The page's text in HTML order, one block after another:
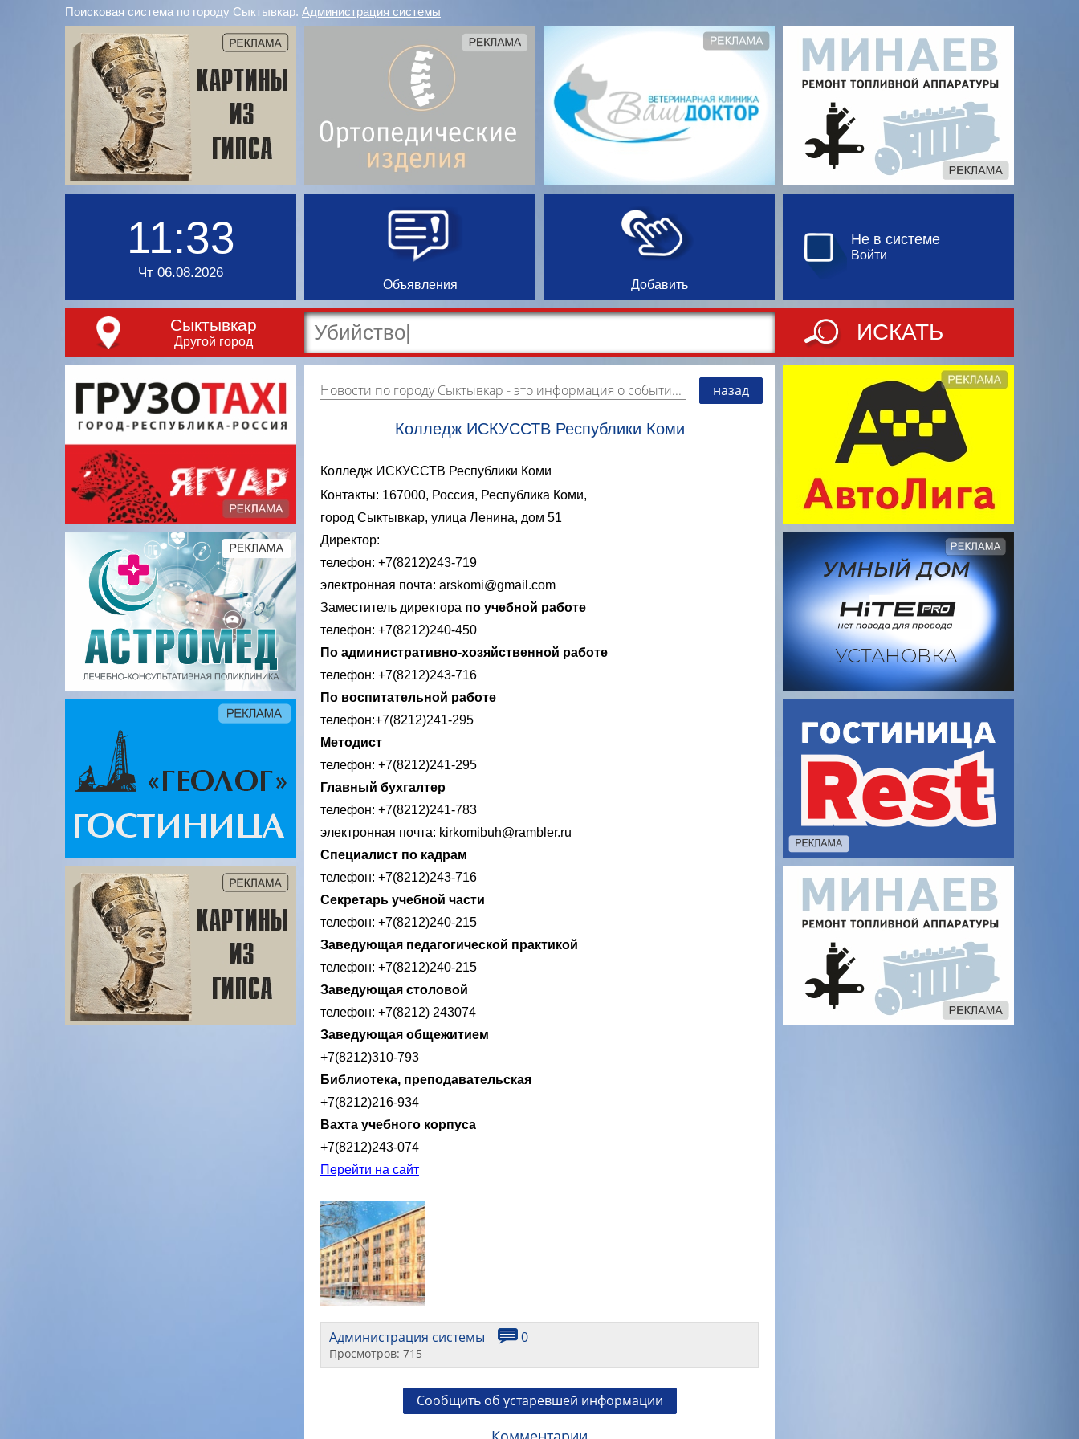
Поисковая система по городу Сыктывкар. Администрация системы
11:33
Чт 06.08.2026
Объявления Добавить
Не в системе
Войти
Сыктывкар
Другой город ИСКАТЬ
Новости по городу Сыктывкар - это информация о событиях, мероприятиях и торгово-коммерческой деятельности города. Страницу наполняют платные и бесплатные объявления, имеющие функцию "поднятия вверх списка". назад
Колледж ИСКУССТВ Республики Коми
Колледж ИСКУССТВ Республики Коми
Контакты: 167000, Россия, Республика Коми,
город Сыктывкар, улица Ленина, дом 51
Директор:
телефон: +7(8212)243-719
электронная почта: arskomi@gmail.com
Заместитель директора по учебной работе
телефон: +7(8212)240-450
По административно-хозяйственной работе
телефон: +7(8212)243-716
По воспитательной работе
телефон:+7(8212)241-295
Методист
телефон: +7(8212)241-295
Главный бухгалтер
телефон: +7(8212)241-783
электронная почта: kirkomibuh@rambler.ru
Специалист по кадрам
телефон: +7(8212)243-716
Секретарь учебной части
телефон: +7(8212)240-215
Заведующая педагогической практикой
телефон: +7(8212)240-215
Заведующая столовой
телефон: +7(8212) 243074
Заведующая общежитием
+7(8212)310-793
Библиотека, преподавательская
+7(8212)216-934
Вахта учебного корпуса
+7(8212)243-074
Перейти на сайт
Администрация системы 0
Просмотров: 715
Сообщить об устаревшей информации